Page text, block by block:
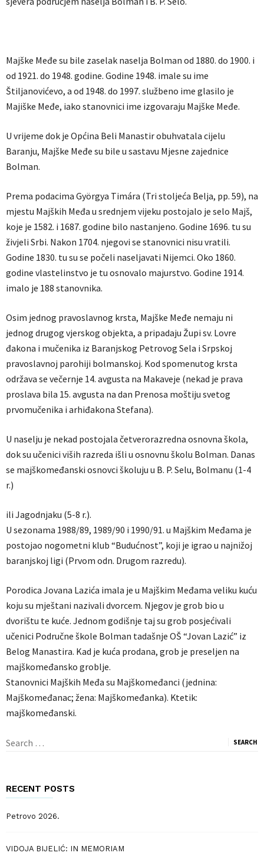
Majške Međe su bile zaselak naselja Bolman od 1880. do 1900. i
od 1921. do 1948. godine. Godine 1948. imale su ime
Štiljanovićevo, a od 1948. do 1997. službeno ime glasilo je
Majiške Međe, iako stanovnici ime izgovaraju Majške Međe.
U vrijeme dok je Općina Beli Manastir obuhvatala cijelu
Baranju, Majške Međe su bile u sastavu Mjesne zajednice
Bolman.
Prema podacima Györgya Timára (Tri stoljeća Belja, pp. 59), na
mjestu Majških Međa u srednjem vijeku postojalo je selo Majš,
koje je 1582. i 1687. godine bilo nastanjeno. Godine 1696. tu su
živjeli Srbi. Nakon 1704. njegovi se stanovnici nisu vratili.
Godine 1830. tu su se počeli naseljavati Nijemci. Oko 1860.
godine vlastelinstvo je tu osnovalo majurstvo. Godine 1914.
imalo je 188 stanovnika.
Osim jednog pravoslavnog krsta, Majške Međe nemaju ni
jednog drugog vjerskog objekta, a pripadaju Župi sv. Lovre
đakona i mučenika iz Baranjskog Petrovog Sela i Srpskoj
pravoslavnoj parohiji bolmanskoj. Kod spomenutog krsta
održava se večernje 14. avgusta na Makaveje (nekad je prava
proslava bila 15. avgusta na dan Prenosa moštiju svetog
prvomučenika i arhiđakona Stefana).
U naselju je nekad postojala četverorazredna osnovna škola,
dok su učenici viših razreda išli u osnovnu školu Bolman. Danas
se majškomeđanski osnovci školuju u B. P. Selu, Bolmanu (1-4
r.)
ili Jagodnjaku (5-8 r.).
U sezonama 1988/89, 1989/90 i 1990/91. u Majškim Međama je
postojao nogometni klub “Budućnost”, koji je igrao u najnižoj
baranjskoj ligi (Prvom odn. Drugom razredu).
Porodica Jovana Lazića imala je u Majškim Međama veliku kuću
koju su mještani nazivali dvorcem. Njegov je grob bio u
dvorištu te kuće. Jednom godišnje taj su grob posjećivali
učenici Područne škole Bolman tadašnje OŠ “Jovan Lazić” iz
Belog Manastira. Kad je kuća prodana, grob je preseljen na
majškomeđansko groblje.
Stanovnici Majških Međa su Majškomeđanci (jednina:
Majškomeđanac; žena: Majškomeđanka). Ktetik:
majškomeđanski.
Search
RECENT POSTS
Petrovo 2026.
VIDOJA BIJELIĆ: IN MEMORIAM